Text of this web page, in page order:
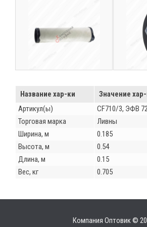
Название хар-ки
Значение
Артикул(ы)
CF710/3, ЭФВ
Торговая марка
Ливны
Ширина, м
0.185
Высота, м
0.54
Длина, м
0.15
Вес, кг
0.705
Компания Оптовик ©